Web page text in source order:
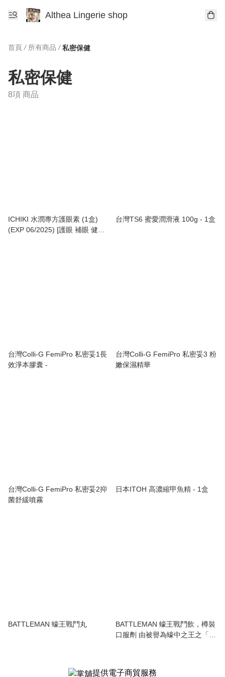
Althea Lingerie shop
首頁 / 所有商品 / 私密保健
私密保健
8項 商品
ICHIKI 水潤專方護眼素 (1盒)
(EXP 06/2025) [護眼 補眼 健眼
台灣TS6 蜜愛潤滑液 100g - 1盒
台灣Colli-G FemiPro 私密妥1長
效淨本膠囊 -
台灣Colli-G FemiPro 私密妥3 粉
嫩保濕精華
台灣Colli-G FemiPro 私密妥2抑
菌舒緩噴霧
日本ITOH 高濃縮甲魚精 - 1盒
BATTLEMAN 蠔王戰鬥丸
BATTLEMAN 蠔王戰鬥飲，樽裝
口服劑 由被譽為蠔中之王之「日
提供電子商貿服務